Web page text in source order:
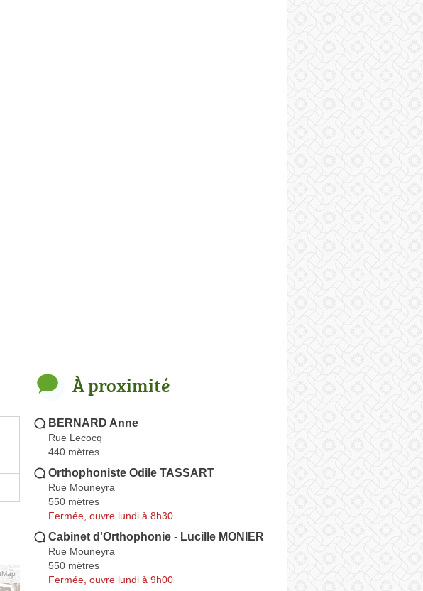
À proximité
BERNARD Anne
Rue Lecocq
440 mètres
Orthophoniste Odile TASSART
Rue Mouneyra
550 mètres
Fermée, ouvre lundi à 8h30
Cabinet d'Orthophonie - Lucille MONIER
Rue Mouneyra
550 mètres
Fermée, ouvre lundi à 9h00